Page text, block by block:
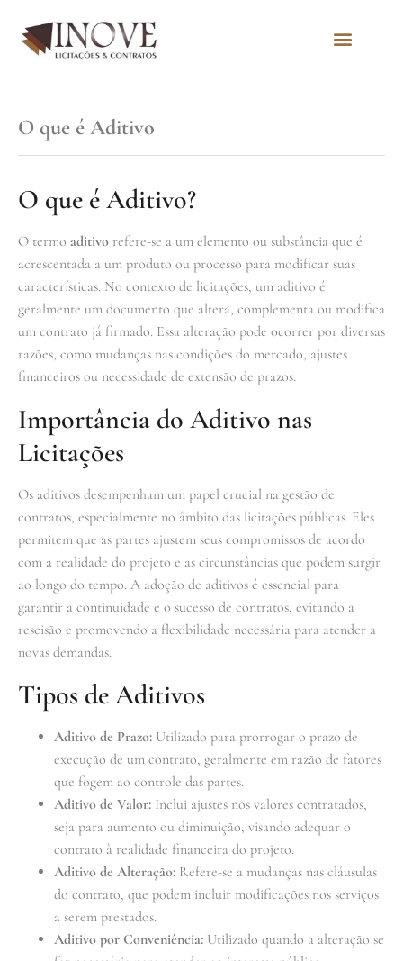
O que é Aditivo
O que é Aditivo?
O termo aditivo refere-se a um elemento ou substância que é
acrescentada a um produto ou processo para modificar suas
características. No contexto de licitações, um aditivo é
geralmente um documento que altera, complementa ou modifica
um contrato já firmado. Essa alteração pode ocorrer por diversas
razões, como mudanças nas condições do mercado, ajustes
financeiros ou necessidade de extensão de prazos.
Importância do Aditivo nas
Licitações
Os aditivos desempenham um papel crucial na gestão de
contratos, especialmente no âmbito das licitações públicas. Eles
permitem que as partes ajustem seus compromissos de acordo
com a realidade do projeto e as circunstâncias que podem surgir
ao longo do tempo. A adoção de aditivos é essencial para
garantir a continuidade e o sucesso de contratos, evitando a
rescisão e promovendo a flexibilidade necessária para atender a
novas demandas.
Tipos de Aditivos
Aditivo de Prazo: Utilizado para prorrogar o prazo de
execução de um contrato, geralmente em razão de fatores
que fogem ao controle das partes.
Aditivo de Valor: Inclui ajustes nos valores contratados,
seja para aumento ou diminuição, visando adequar o
contrato à realidade financeira do projeto.
Aditivo de Alteração: Refere-se a mudanças nas cláusulas
do contrato, que podem incluir modificações nos serviços
a serem prestados.
Aditivo por Conveniência: Utilizado quando a alteração se